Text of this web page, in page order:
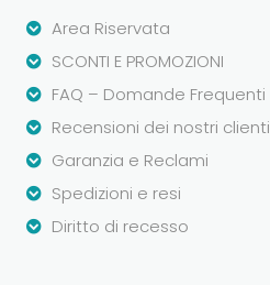
Area Riservata
SCONTI E PROMOZIONI
FAQ – Domande Frequenti
Recensioni dei nostri clienti
Garanzia e Reclami
Spedizioni e resi
Diritto di recesso